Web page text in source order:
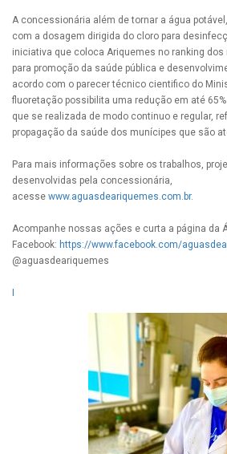
A concessionária além de tornar a água
com a dosagem dirigida do cloro para
iniciativa que coloca Ariquemes no ranking
para promoção da saúde pública e
acordo com o parecer técnico cientifico do
fluoretação possibilita uma redução em até
que se realizada de modo continuo e regular,
propagação da saúde dos munícipes que são
Para mais informações sobre os trabalhos,
desenvolvidas pela concessionária,
acesse www.aguasdeariquemes.com.br.
Acompanhe nossas ações e curta a página da
Facebook: https://www.facebook.com/
@aguasdeariquemes